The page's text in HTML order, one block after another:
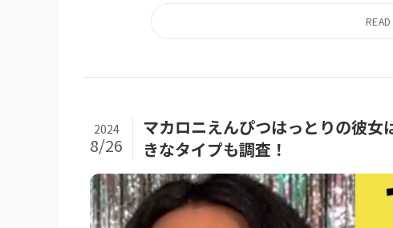
マカロニえんぴつはっとりの彼
きなタイプも調査！
2024
8/26